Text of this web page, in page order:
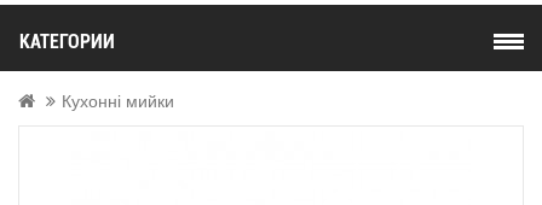
КАТЕГОРИИ
Кухонні мийки